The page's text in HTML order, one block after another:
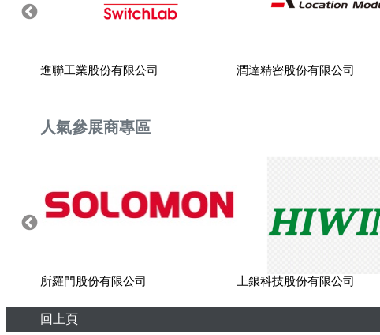
進聯工業股份有限公司 潤達精密股份有限公司
人氣參展商專區
所羅門股份有限公司 上銀科技股份有限公司
回上頁